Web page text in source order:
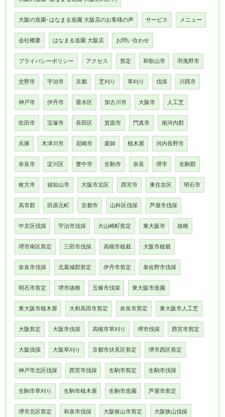
大阪の造園･はなまる造園 大阪店のお客様の声 サービス メニュー
会社概要 はなまる造園 大阪店 お問い合わせ
プライバシーポリシー アクセス 剪定 和歌山市 羽曳野市
交野市 宇治市 京都 芝刈り 草刈り 伐採 川西市
神戸市 伊丹市 垂水区 加古川市 大阪市 人工芝
吹田市 宝塚市 長田区 箕面市 門真市 南河内郡
兵庫 木津川市 尼崎市 庭師 植木屋 河内長野市
奈良市 淀川区 豊中市 生駒市 奈良 堺市 生駒郡
枚方市 福知山市 大阪市北区 西宮市 東住吉区 明石市
高市郡 田原元町 京都市 山科区伐採 芦屋市伐採
中京区伐採 宇治市伐採 大山崎町剪定 東大阪市 抜根
堺市南区剪定 三田市伐採 高槻市植栽 大阪市植栽
奈良市伐採 北葛城郡剪定 伊丹市剪定 泉佐野市伐採
明石市剪定 堺市抜根 五條市伐採 東大阪市造園
東大阪市植木屋 大和高田市剪定 奈良市剪定 東大阪市人工芝
大阪剪定 大阪市伐採 高槻市草刈り 堺市伐採 西宮市剪定
大阪伐採 大阪草刈り 京都市伏見区剪定 堺市西区剪定
神戸市北区伐採 西宮市伐採 生駒市剪定 生駒市伐採
生駒市草刈り 生駒市植木屋 生駒市造園 芦屋市剪定
堺市北区剪定 和泉市伐採 大阪狭山市剪定 大阪狭山伐採